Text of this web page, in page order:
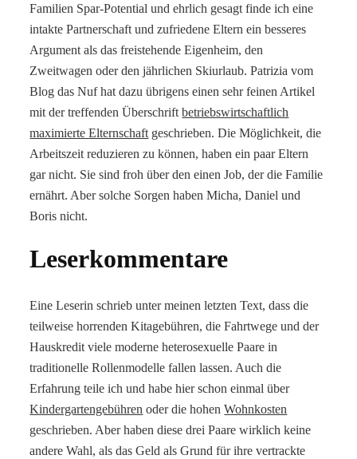
Familien Spar-Potential und ehrlich gesagt finde ich eine
intakte Partnerschaft und zufriedene Eltern ein besseres
Argument als das freistehende Eigenheim, den
Zweitwagen oder den jährlichen Skiurlaub. Patrizia vom
Blog das Nuf hat dazu übrigens einen sehr feinen Artikel
mit der treffenden Überschriftbetriebswirtschaftlich
maximierte Elternschaft geschrieben. Die Möglichkeit, die
Arbeitszeit reduzieren zu können, haben ein paar Eltern
gar nicht. Sie sind froh über den einen Job, der die Familie
ernährt. Aber solche Sorgen haben Micha, Daniel und
Boris nicht.
Leserkommentare
Eine Leserin schrieb unter meinen letzten Text, dass die
teilweise horrenden Kitagebühren, die Fahrtwege und der
Hauskredit viele moderne heterosexuelle Paare in
traditionelle Rollenmodelle fallen lassen. Auch die
Erfahrung teile ich und habe hier schon einmal über
Kindergartengebühren oder die hohenWohnkosten
geschrieben. Aber haben diese drei Paare wirklich keine
andere Wahl, als das Geld als Grund für ihre vertrackte